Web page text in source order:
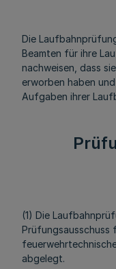
Die
Beamten für ihre
nachweisen, dass
erworben haben
Aufgaben ihrer
(1) Die
Prüfungsausschuss
abgelegt.